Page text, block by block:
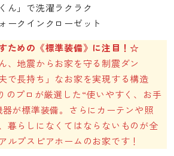
ん」で洗濯ラクラク
ークインクローゼット
ための《標準装備》に注目！☆
、地震からお家を守る制震ダン
で長持ち」なお家を実現する構造
プロが厳選した“使いやすく、お手
が標準装備。さらにカーテンや照
暮らしになくてはならないものが全
ルプスピアホームのお家です！